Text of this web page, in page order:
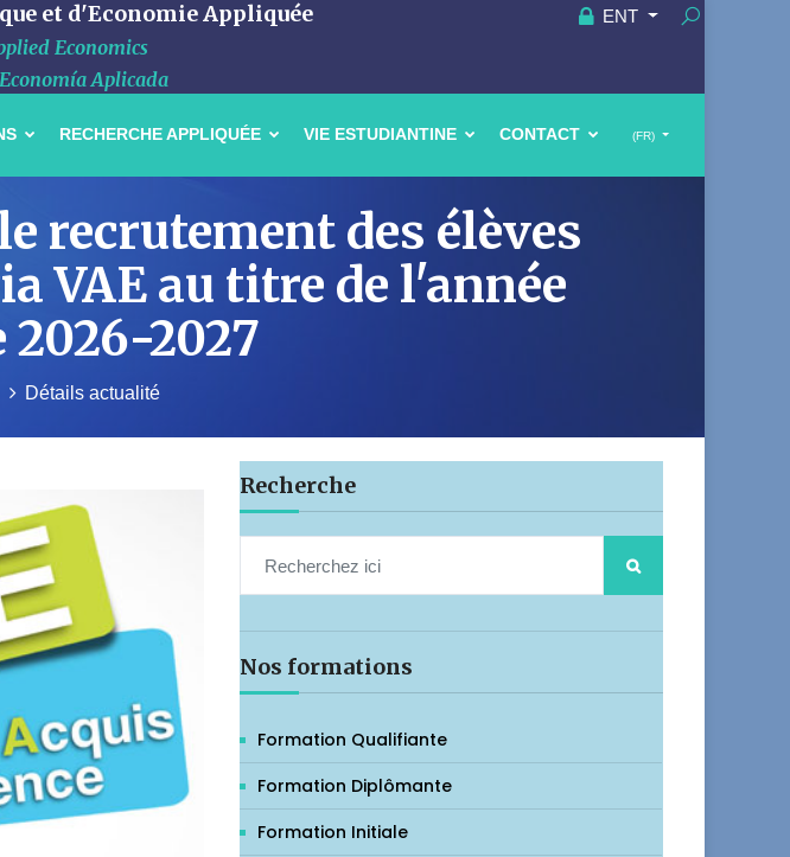
et d'Economie Appliquée
Economics
Aplicada
ENT
(FR)
RECHERCHE APPLIQUÉE VIE ESTUDIANTINE CONTACT
recrutement des élèves
VAE au titre de l'année
2026-2027
Détails actualité
Recherche
Nos formations
Formation Qualifiante
Formation Diplômante
Formation Initiale